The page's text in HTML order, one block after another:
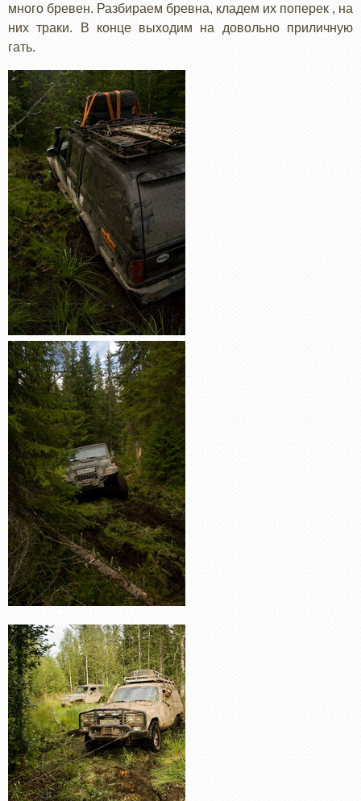
много бревен. Разбираем бревна, кладем их поперек , на
них траки. В конце выходим на довольно приличную
гать.